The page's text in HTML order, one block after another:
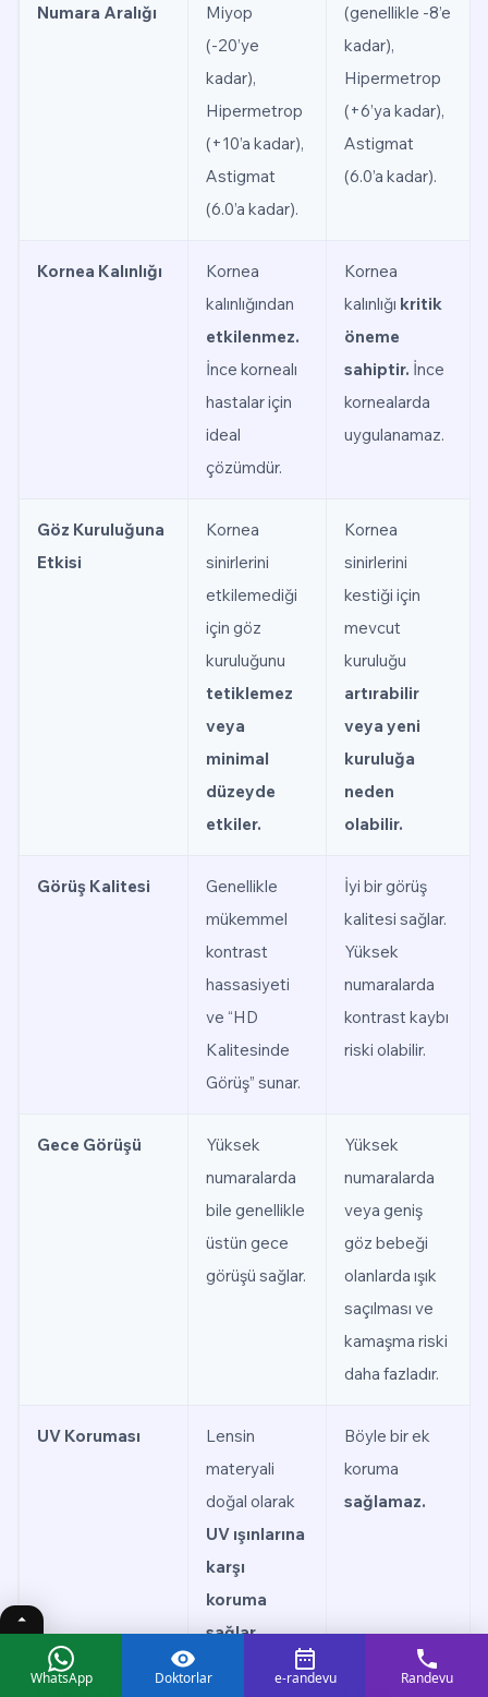
Numara Aralığı
Miyop
(-20’ye
kadar),
Hipermetrop
(+10’a kadar),
Astigmat
(6.0’a kadar).
(genellikle -8’e
kadar),
Hipermetrop
(+6’ya kadar),
Astigmat
(6.0’a kadar).
Kornea Kalınlığı
Kornea
kalınlığından
etkilenmez.
İnce kornealı
hastalar için
ideal
çözümdür.
Kornea
kalınlığı kritik
öneme
sahiptir. İnce
kornealarda
uygulanamaz.
Göz Kuruluğuna
Etkisi
Kornea
sinirlerini
etkilemediği
için göz
kuruluğunu
tetiklemez
veya
minimal
düzeyde
etkiler.
Kornea
sinirlerini
kestiği için
mevcut
kuruluğu
artırabilir
veya yeni
kuruluğa
neden
olabilir.
Görüş Kalitesi
Genellikle
mükemmel
kontrast
hassasiyeti
ve “HD
Kalitesinde
Görüş” sunar.
İyi bir görüş
kalitesi sağlar.
Yüksek
numaralarda
kontrast kaybı
riski olabilir.
Gece Görüşü
Yüksek
numaralarda
bile genellikle
üstün gece
görüşü sağlar.
Yüksek
numaralarda
veya geniş
göz bebeği
olanlarda ışık
saçılması ve
kamaşma riski
daha fazladır.
UV Koruması
Lensin
materyali
doğal olarak
UV ışınlarına
karşı
koruma
sağlar.
Böyle bir ek
koruma
sağlamaz.
WhatsApp Doktorlar e-randevu Randevu